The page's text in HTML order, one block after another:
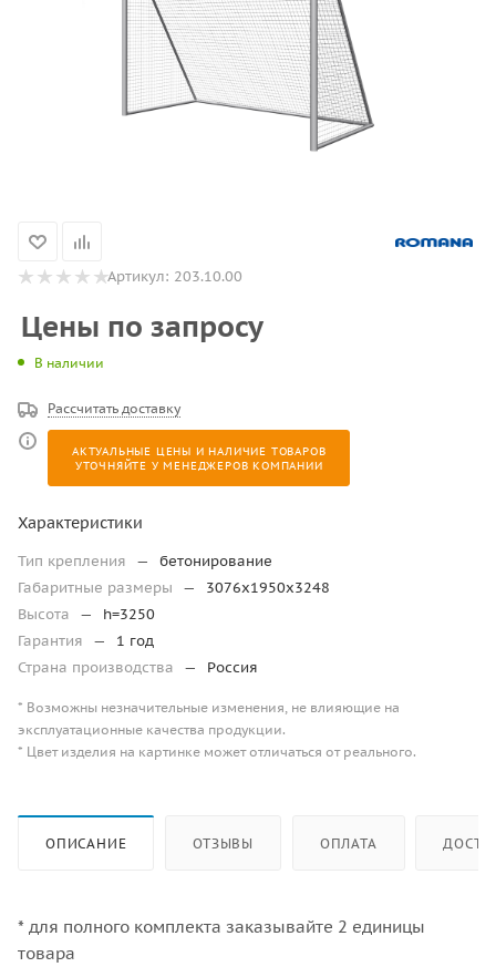
Артикул: 203.10.00
Цены по запросу
В наличии
Рассчитать доставку
АКТУАЛЬНЫЕ ЦЕНЫ И НАЛИЧИЕ ТОВАРОВ
УТОЧНЯЙТЕ У МЕНЕДЖЕРОВ КОМПАНИИ
Характеристики
Тип крепления —
бетонирование
Габаритные размеры
—
3076x1950x3248
Высота
—
h=3250
Гарантия
—
1 год
Страна производства
— Россия
* Возможны незначительные изменения, не влияющие на
эксплуатационные качества продукции.
* Цвет изделия на картинке может отличаться от реального.
ОПИСАНИЕ ОТЗЫВЫ ОПЛАТА
* для полного комплекта заказывайте 2 единицы
товара